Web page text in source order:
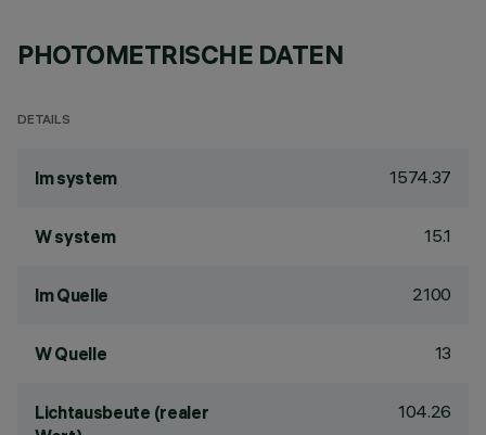
PHOTOMETRISCHE DATEN
DETAILS
lm system 1574.37
W system 15.1
lm Quelle 2100
W Quelle 13
Lichtausbeute (realer
104.26